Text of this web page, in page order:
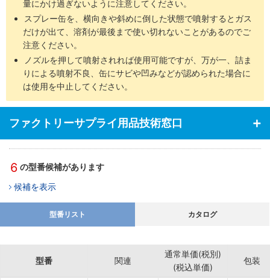
量にかけ過ぎないように注意してください。
スプレー缶を、横向きや斜めに倒した状態で噴射するとガス
だけが出て、溶剤が最後まで使い切れないことがあるのでご
注意ください。
ノズルを押して噴射されれば使用可能ですが、万が一、詰ま
りによる噴射不良、缶にサビや凹みなどが認められた場合に
は使用を中止してください。
ファクトリーサプライ用品技術窓口
6 の型番候補があります
候補を表示
型番リスト カタログ
型番 関連
通常単価(税別)
(税込単価)
包装